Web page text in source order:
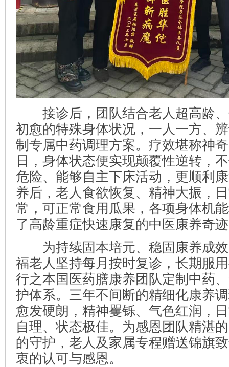
接诊后，团队结合老人超高龄、
初愈的特殊身体状况，一人一方、
制专属中药调理方案。疗效堪称神
日，身体状态便实现颠覆性逆转，
危险、能够自主下床活动，更顺利
养后，老人食欲恢复、精神大振，
常，可正常食用瓜果，各项身体机
了高龄重症快速康复的中医康养奇
为持续固本培元、稳固康养成效
福老人坚持每月按时复诊，长期服
行之本国医药膳康养团队定制中药
护体系。三年不间断的精细化康养
愈发硬朗，精神矍铄、气色红润，
自理、状态极佳。为感恩团队精湛
的守护，老人及家属专程赠送锦旗
衷的认可与感恩。